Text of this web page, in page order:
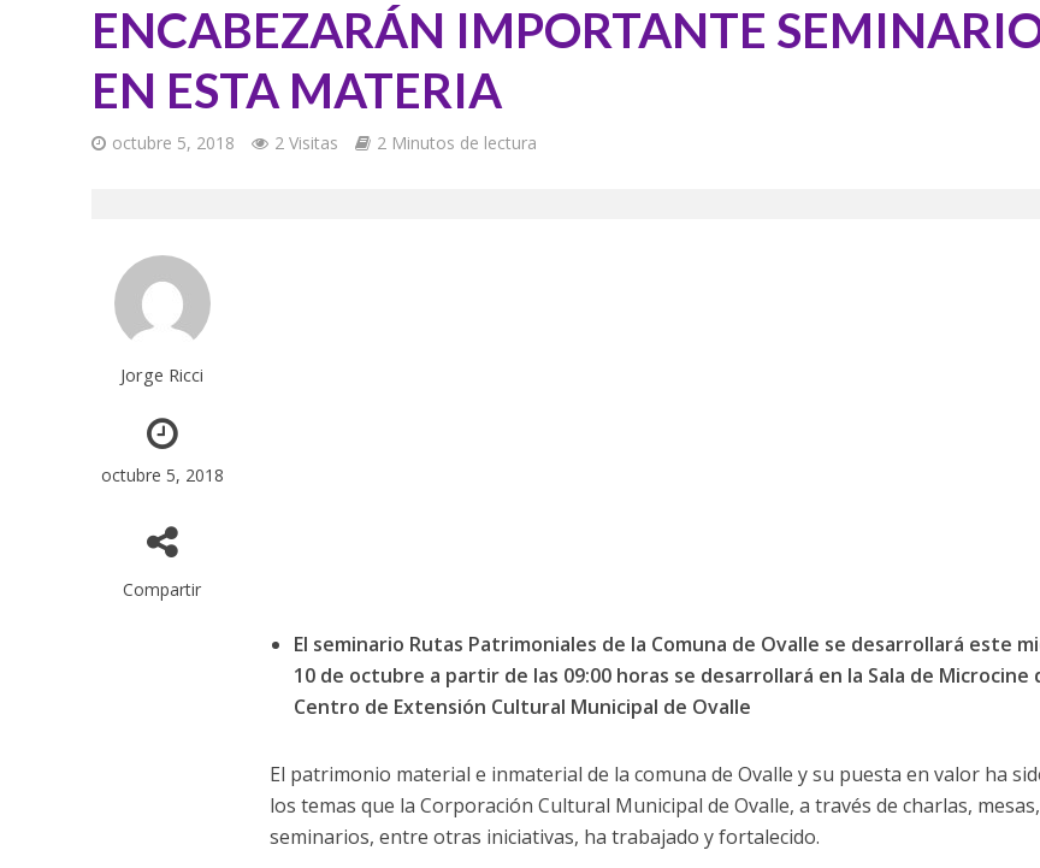
ENCABEZARÁN IMPORTANTE
EN ESTA MATERIA
octubre 5, 2018 2 Visitas 2 Minutos de lectura
Jorge Ricci
octubre 5, 2018
Compartir
El seminario Rutas Patrimoniales de la Comuna de Ovalle se desarrollará este
10 de octubre a partir de las 09:00 horas se desarrollará en la Sala de Microcine
Centro de Extensión Cultural Municipal de Ovalle
El patrimonio material e inmaterial de la comuna de Ovalle y su puesta en valor ha
los temas que la Corporación Cultural Municipal de Ovalle, a través de charlas, mesas,
seminarios, entre otras iniciativas, ha trabajado y fortalecido.